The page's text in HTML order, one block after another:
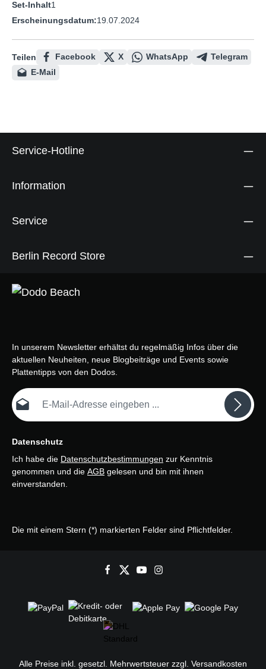
Set-Inhalt1
Erscheinungsdatum:19.07.2024
Teilen Facebook X WhatsApp
Telegram
E-Mail
Service-Hotline
Information
Service
Berlin Record Store
In unserem Newsletter erhältst du regelmäßig Infos über die
aktuellen Neuheiten, neue Blogbeiträge und Events sowie
Plattentipps von den Dodos.
E-Mail-Adresse*
Datenschutz
Ich habe die Datenschutzbestimmungen zur Kenntnis
genommen und die AGB gelesen und bin mit ihnen
einverstanden.
Die mit einem Stern (*) markierten Felder sind Pflichtfelder.
Alle Preise inkl. gesetzl. Mehrwertsteuer zzgl. Versandkosten